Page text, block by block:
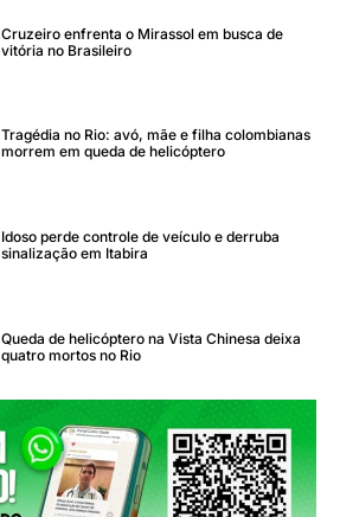
Cruzeiro enfrenta o Mirassol em busca de
vitória no Brasileiro
Tragédia no Rio: avó, mãe e filha colombianas
morrem em queda de helicóptero
Idoso perde controle de veículo e derruba
sinalização em Itabira
Queda de helicóptero na Vista Chinesa deixa
quatro mortos no Rio